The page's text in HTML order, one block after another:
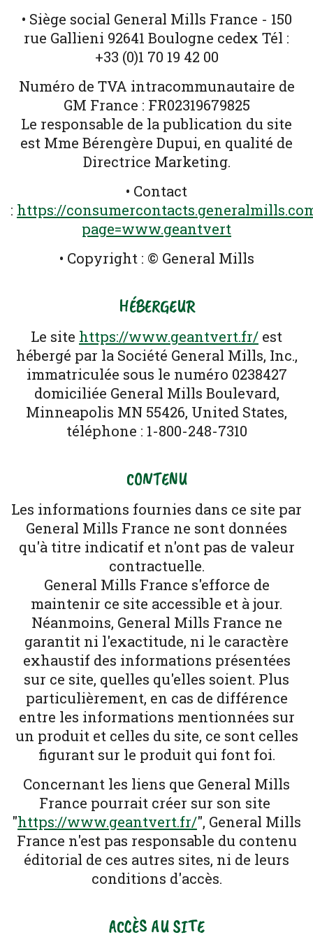
• Siège social General Mills France - 150
rue Gallieni 92641 Boulogne cedex Tél :
+33 (0)1 70 19 42 00
Numéro de TVA intracommunautaire de
GM France : FR02319679825
Le responsable de la publication du site
est Mme Bérengère Dupui, en qualité de
Directrice Marketing.
• Contact
: https://
page=www.geantvert
• Copyright : © General Mills
HÉBERGEUR
Le site https://www.geantvert.fr/ est
hébergé par la Société General Mills, Inc.,
immatriculée sous le numéro 0238427
domiciliée General Mills Boulevard,
Minneapolis MN 55426, United States,
téléphone : 1-800-248-7310
CONTENU
Les informations fournies dans ce site par
General Mills France ne sont données
qu'à titre indicatif et n'ont pas de valeur
contractuelle.
General Mills France s'efforce de
maintenir ce site accessible et à jour.
Néanmoins, General Mills France ne
garantit ni l'exactitude, ni le caractère
exhaustif des informations présentées
sur ce site, quelles qu'elles soient. Plus
particulièrement, en cas de différence
entre les informations mentionnées sur
un produit et celles du site, ce sont celles
figurant sur le produit qui font foi.
Concernant les liens que General Mills
France pourrait créer sur son site
"https://www.geantvert.fr/", General Mills
France n'est pas responsable du contenu
éditorial de ces autres sites, ni de leurs
conditions d'accès.
ACCÈS AU SITE